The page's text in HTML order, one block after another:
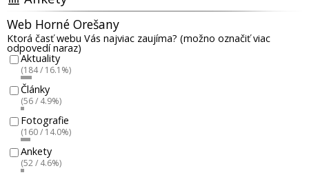
Web Horné Orešany
Ktorá časť webu Vás najviac zaujíma? (možno označiť viac
odpovedí naraz)
Aktuality
(184 / 16.1%)
Články
(56 / 4.9%)
Fotografie
(160 / 14.0%)
Ankety
(52 / 4.6%)